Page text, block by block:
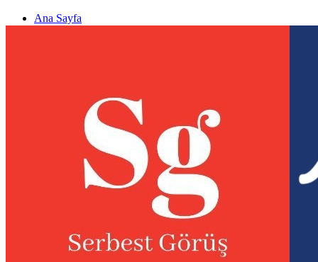
Ana Sayfa